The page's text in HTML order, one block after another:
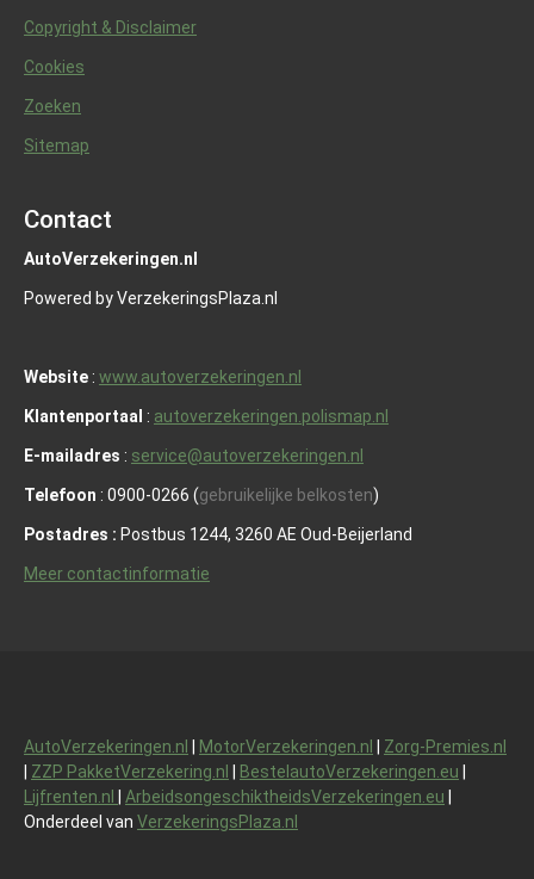
Copyright & Disclaimer
Cookies
Zoeken
Sitemap
Contact
AutoVerzekeringen.nl
Powered by VerzekeringsPlaza.nl
Website : www.autoverzekeringen.nl
Klantenportaal : autoverzekeringen.polismap.nl
E-mailadres : service@autoverzekeringen.nl
Telefoon : 0900-0266 (gebruikelijke belkosten)
Postadres : Postbus 1244, 3260 AE Oud-Beijerland
Meer contactinformatie
AutoVerzekeringen.nl MotorVerzekeringen.nl
Zorg-Premies.nl
ZZP PakketVerzekering.nl BestelautoVerzekeringen.eu
Lijfrenten.nl
ArbeidsongeschiktheidsVerzekeringen.eu
Onderdeel van VerzekeringsPlaza.nl